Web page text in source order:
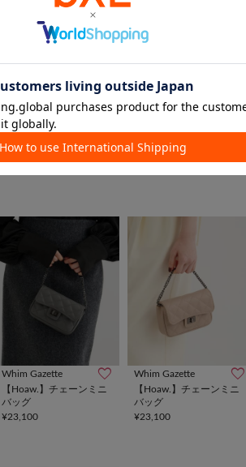
Whim Gazette
ョルダー
ョルダー
Whim Gazette
【Hoaw.】チェーンミニ
バッグ
¥23,100
Whim Gazette
【Hoaw.】チェーンミニ
バッグ
¥23,100